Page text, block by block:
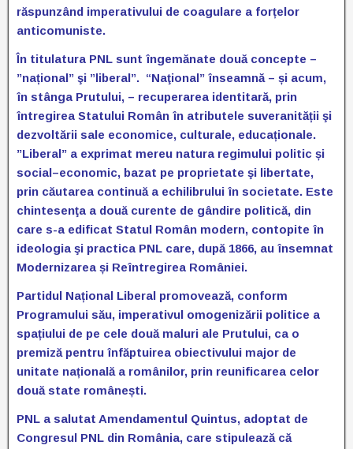
răspunzând imperativului de coagulare a forțelor
anticomuniste.
În titulatura PNL sunt îngemănate două concepte –
”național” şi ”liberal”. “Naţional” înseamnă – și acum,
în stânga Prutului, – recuperarea identitară, prin
întregirea Statului Român în atributele suveranității şi
dezvoltării sale economice, culturale, educaționale.
”Liberal” a exprimat mereu natura regimului politic și
social–economic, bazat pe proprietate şi libertate,
prin căutarea continuă a echilibrului în societate. Este
chintesenţa a două curente de gândire politică, din
care s-a edificat Statul Român modern, contopite în
ideologia şi practica PNL care, după 1866, au însemnat
Modernizarea și Reîntregirea României.
Partidul Național Liberal promovează, conform
Programului său, imperativul omogenizării politice a
spațiului de pe cele două maluri ale Prutului, ca o
premiză pentru înfăptuirea obiectivului major de
unitate națională a românilor, prin reunificarea celor
două state românești.
PNL a salutat Amendamentul Quintus, adoptat de
Congresul PNL din România, care stipulează că